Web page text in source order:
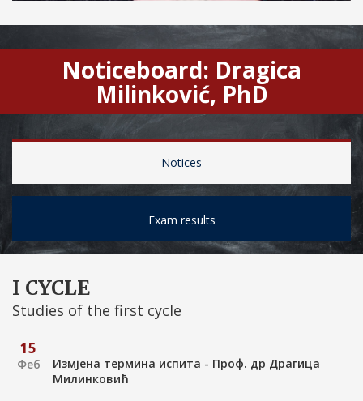
Noticeboard: Dragica
Milinković, PhD
Notices
Exam results
I CYCLE
Studies of the first cycle
15
Феб
Измјена термина испита - Проф. др Драгица
Милинковић